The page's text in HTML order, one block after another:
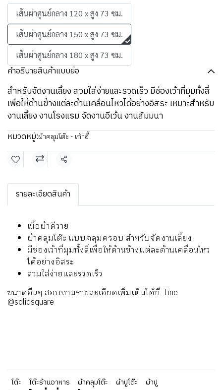
เส้นผ่าศูนย์กลาง 120 x สูง 73 ซม.
เส้นผ่าศูนย์กลาง 150 x สูง 73 ซม.
เส้นผ่าศูนย์กลาง 180 x สูง 73 ซม.
คำอธิบายสินค้าแบบย่อ
สำหรับจัดงานเลี้ยง สวมใส่ง่ายและรวดเร็ว มีช่องเว้าที่มุมทั้งสี่
เพื่อให้ด้านข้างแต่ละด้านเคลื่อนไหวได้อย่างอิสระ เหมาะสำหรับ
งานเลี้ยง งานโรงแรม จัดงานอีเว้น งานสัมมนา
หมวดหมู่:ผ้าคลุมโต๊ะ - เก้าอี้
แชร์
รายละเอียดสินค้า
เนื้อผ้าดีวาย
ผ้าคลุมโต๊ะ แบบคลุมครอบ สำหรับจัดงานเลี้ยง
มีช่องเว้าที่มุมทั้งสี่เพื่อให้ด้านข้างแต่ละด้านเคลื่อนไหว
ได้อย่างอิสระ
สวมใส่ง่ายและรวดเร็ว
ขนาดอื่นๆ สอบถามรายละเอียดเพิ่มเติมได้ที่ Line
@solidsquare
โต๊ะ โต๊ะร้านอาหาร ผ้าคลุมโต๊ะ ผ้าปูโต๊ะ ผ้าปู